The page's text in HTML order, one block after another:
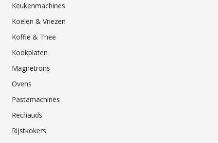
Keukenmachines
Koelen & Vriezen
Koffie & Thee
Kookplaten
Magnetrons
Ovens
Pastamachines
Rechauds
Rijstkokers